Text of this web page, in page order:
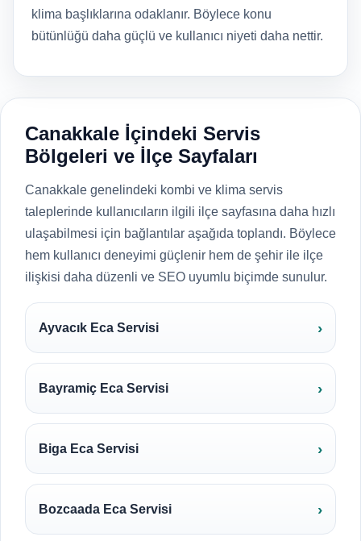
klima başlıklarına odaklanır. Böylece konu
bütünlüğü daha güçlü ve kullanıcı niyeti daha nettir.
Canakkale İçindeki Servis
Bölgeleri ve İlçe Sayfaları
Canakkale genelindeki kombi ve klima servis
taleplerinde kullanıcıların ilgili ilçe sayfasına daha hızlı
ulaşabilmesi için bağlantılar aşağıda toplandı. Böylece
hem kullanıcı deneyimi güçlenir hem de şehir ile ilçe
ilişkisi daha düzenli ve SEO uyumlu biçimde sunulur.
Ayvacık Eca Servisi
Bayramiç Eca Servisi
Biga Eca Servisi
Bozcaada Eca Servisi